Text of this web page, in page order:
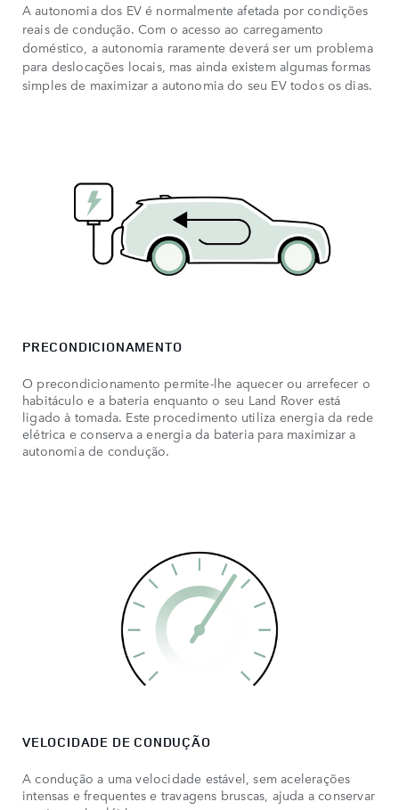
A autonomia dos EV é normalmente afetada por condições
reais de condução. Com o acesso ao carregamento
doméstico, a autonomia raramente deverá ser um problema
para deslocações locais, mas ainda existem algumas formas
simples de maximizar a autonomia do seu EV todos os dias.
PRECONDICIONAMENTO
O precondicionamento permite-lhe aquecer ou arrefecer o
habitáculo e a bateria enquanto o seu Land Rover está
ligado à tomada. Este procedimento utiliza energia da rede
elétrica e conserva a energia da bateria para maximizar a
autonomia de condução.
VELOCIDADE DE CONDUÇÃO
A condução a uma velocidade estável, sem acelerações
intensas e frequentes e travagens bruscas, ajuda a conservar